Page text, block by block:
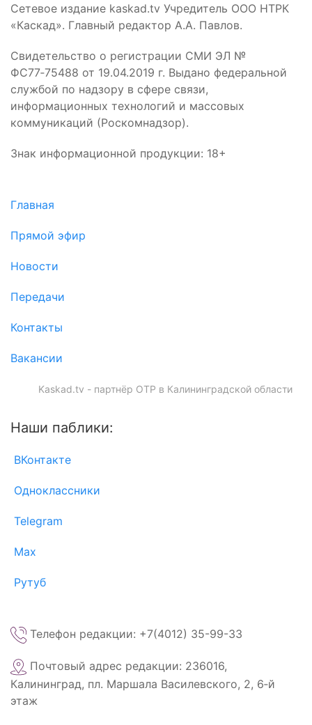
Сетевое издание kaskad.tv Учредитель ООО НТРК
«Каскад». Главный редактор А.А. Павлов.
Свидетельство о регистрации СМИ ЭЛ №
ФС77‑75488 от 19.04.2019 г. Выдано федеральной
службой по надзору в сфере связи,
информационных технологий и массовых
коммуникаций (Роскомнадзор).
Знак информационной продукции: 18+
Главная
Прямой эфир
Новости
Передачи
Контакты
Вакансии
Kaskad.tv - партнёр ОТР в Калининградской области
Наши паблики:
ВКонтакте
Одноклассники
Telegram
Max
Рутуб
Телефон редакции: +7(4012) 35-99-33
Почтовый адрес редакции: 236016,
Калининград, пл. Маршала Василевского, 2, 6‑й
этаж